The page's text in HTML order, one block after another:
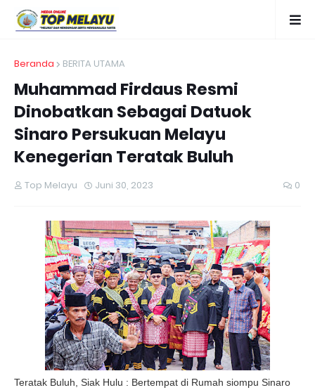
Beranda BERITA UTAMA
Muhammad Firdaus Resmi
Dinobatkan Sebagai Datuok
Sinaro Persukuan Melayu
Kenegerian Teratak Buluh
Top Melayu Juni 30, 2023 0
Teratak Buluh, Siak Hulu : Bertempat di Rumah siompu Sinaro